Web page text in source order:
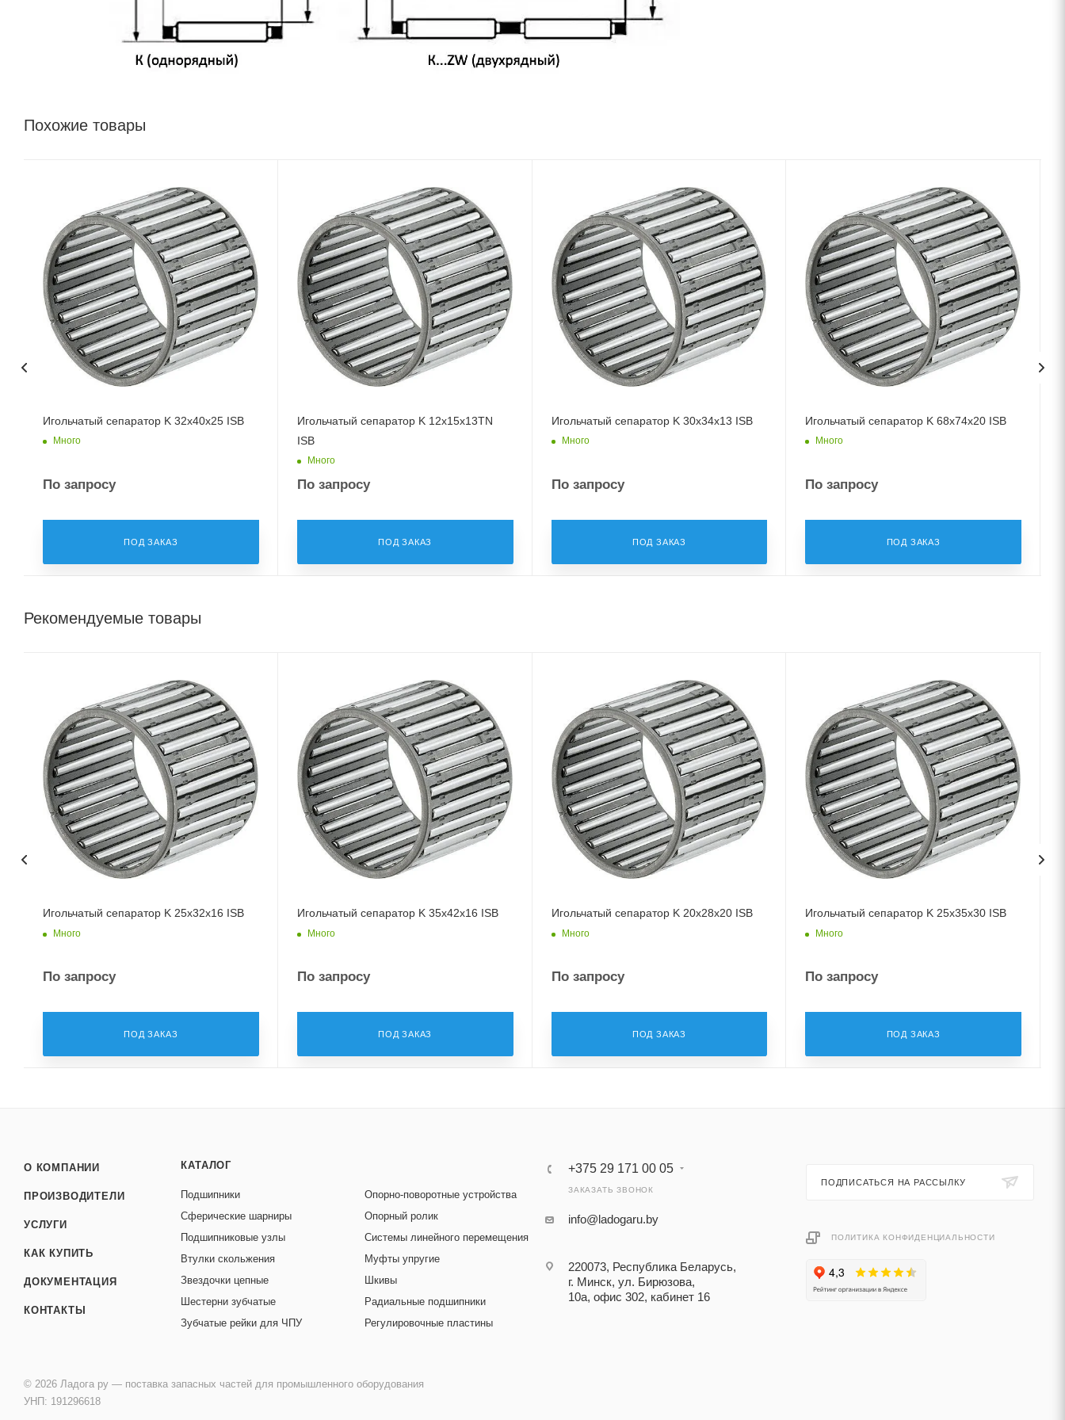
Похожие товары
Игольчатый сепаратор K 32x40x25 ISB
Много
По запросу
ПОД ЗАКАЗ
Игольчатый сепаратор K 12x15x13TN
ISB
Много
По запросу
ПОД ЗАКАЗ
Игольчатый сепаратор K 30x34x13 ISB
Много
По запросу
ПОД ЗАКАЗ
Игольчатый сепаратор K 68x74x20 ISB
Много
По запросу
ПОД ЗАКАЗ
Рекомендуемые товары
Игольчатый сепаратор K 25x32x16 ISB
Много
По запросу
ПОД ЗАКАЗ
Игольчатый сепаратор K 35x42x16 ISB
Много
По запросу
ПОД ЗАКАЗ
Игольчатый сепаратор K 20x28x20 ISB
Много
По запросу
ПОД ЗАКАЗ
Игольчатый сепаратор K 25x35x30 ISB
Много
По запросу
ПОД ЗАКАЗ
О КОМПАНИИ
ПРОИЗВОДИТЕЛИ
УСЛУГИ
КАК КУПИТЬ
ДОКУМЕНТАЦИЯ
КОНТАКТЫ
КАТАЛОГ
Подшипники
Сферические шарниры
Подшипниковые узлы
Втулки скольжения
Звездочки цепные
Шестерни зубчатые
Зубчатые рейки для ЧПУ
Опорно-поворотные устройства
Опорный ролик
Системы линейного перемещения
Муфты упругие
Шкивы
Радиальные подшипники
Регулировочные пластины
+375 29 171 00 05
ЗАКАЗАТЬ ЗВОНОК
info@ladogaru.by
220073, Республика Беларусь,
г. Минск, ул. Бирюзова,
10а, офис 302, кабинет 16
ПОДПИСАТЬСЯ НА РАССЫЛКУ
ПОЛИТИКА КОНФИДЕНЦИАЛЬНОСТИ
© 2026 Ладога ру — поставка запасных частей для промышленного оборудования
УНП: 191296618